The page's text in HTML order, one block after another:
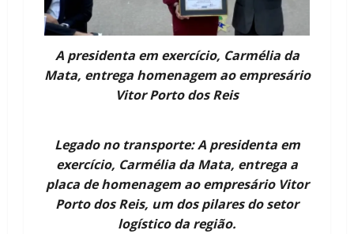
A presidenta em exercício, Carmélia da
Mata, entrega homenagem ao empresário
Vitor Porto dos Reis
Legado no transporte: A presidenta em
exercício, Carmélia da Mata, entrega a
placa de homenagem ao empresário Vitor
Porto dos Reis, um dos pilares do setor
logístico da região.